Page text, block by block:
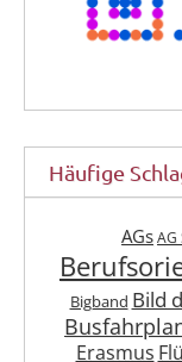
Häufige
AGs AG
Bigband Bild
Erasmus